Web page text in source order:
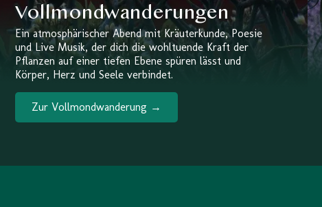
Vollmondwanderungen
Ein atmosphärischer Abend mit Kräuterkunde, Poesie
und Live Musik, der dich die wohltuende Kraft der
Pflanzen auf einer tiefen Ebene spüren lässt und
Körper, Herz und Seele verbindet.
Zur Vollmondwanderung →